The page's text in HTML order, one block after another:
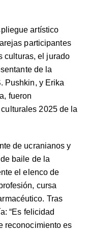
artístico
participantes
culturas, el jurado
de la
Pushkin, y Erika
fueron
2025 de la
de ucranianos y
baile de la
el elenco de
cursa
Tras
“Es felicidad
reconocimiento es